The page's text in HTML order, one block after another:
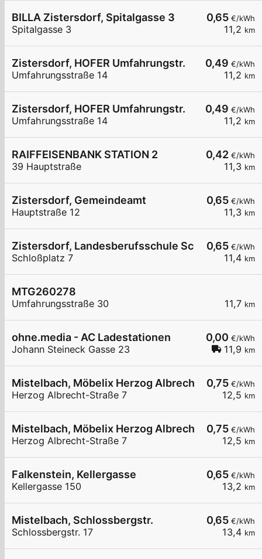
0,65 €/kWh
11,2 km
BILLA Zistersdorf, Spitalgasse 3
Spitalgasse 3
0,49 €/kWh
11,2 km
Zistersdorf, HOFER Umfahrungstr.
Umfahrungsstraße 14
0,49 €/kWh
11,2 km
Zistersdorf, HOFER Umfahrungstr.
Umfahrungsstraße 14
0,42 €/kWh
11,3 km
RAIFFEISENBANK STATION 2
39 Hauptstraße
0,65 €/kWh
11,3 km
Zistersdorf, Gemeindeamt
Hauptstraße 12
0,65 €/kWh
11,4 km
Zistersdorf, Landesberufsschule Schlosspl.
Schloßplatz 7
11,7 km
MTG260278
Umfahrungsstraße 30
0,00 €/kWh
11,9 km
ohne.media - AC Ladestationen
Johann Steineck Gasse 23
0,75 €/kWh
12,5 km
Mistelbach, Möbelix Herzog Albrecht-Straße
Herzog Albrecht-Straße 7
0,75 €/kWh
12,5 km
Mistelbach, Möbelix Herzog Albrecht-Straße
Herzog Albrecht-Straße 7
0,65 €/kWh
13,2 km
Falkenstein, Kellergasse
Kellergasse 150
0,65 €/kWh
13,4 km
Mistelbach, Schlossbergstr.
Schlossbergstr. 17